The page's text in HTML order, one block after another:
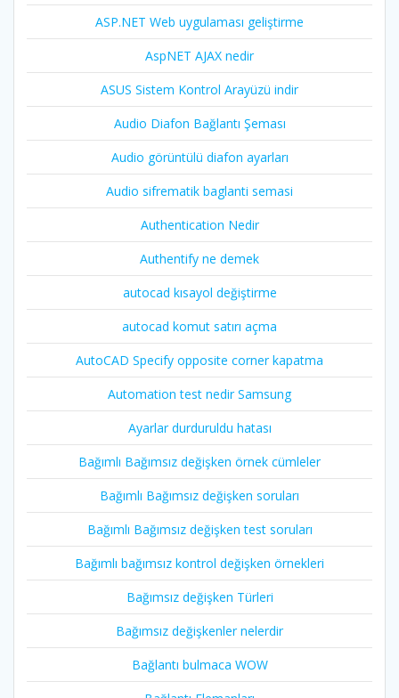
ASP.NET Web uygulaması geliştirme
AspNET AJAX nedir
ASUS Sistem Kontrol Arayüzü indir
Audio Diafon Bağlantı Şeması
Audio görüntülü diafon ayarları
Audio sifrematik baglanti semasi
Authentication Nedir
Authentify ne demek
autocad kısayol değiştirme
autocad komut satırı açma
AutoCAD Specify opposite corner kapatma
Automation test nedir Samsung
Ayarlar durduruldu hatası
Bağımlı Bağımsız değişken örnek cümleler
Bağımlı Bağımsız değişken soruları
Bağımlı Bağımsız değişken test soruları
Bağımlı bağımsız kontrol değişken örnekleri
Bağımsız değişken Türleri
Bağımsız değişkenler nelerdir
Bağlantı bulmaca WOW